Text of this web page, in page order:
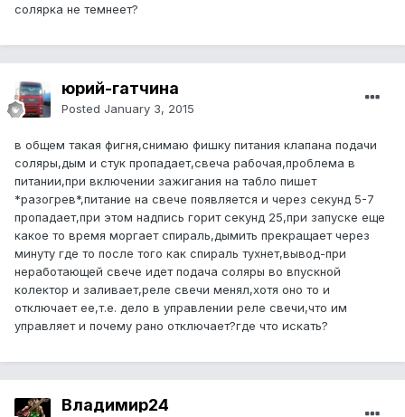
солярка не темнеет?
юрий-гатчина
Posted January 3, 2015
в общем такая фигня,снимаю фишку питания клапана подачи
соляры,дым и стук пропадает,свеча рабочая,проблема в
питании,при включении зажигания на табло пишет
*разогрев*,питание на свече появляется и через секунд 5-7
пропадает,при этом надпись горит секунд 25,при запуске еще
какое то время моргает спираль,дымить прекращает через
минуту где то после того как спираль тухнет,вывод-при
неработающей свече идет подача соляры во впускной
колектор и заливает,реле свечи менял,хотя оно то и
отключает ее,т.е. дело в управлении реле свечи,что им
управляет и почему рано отключает?где что искать?
Владимир24